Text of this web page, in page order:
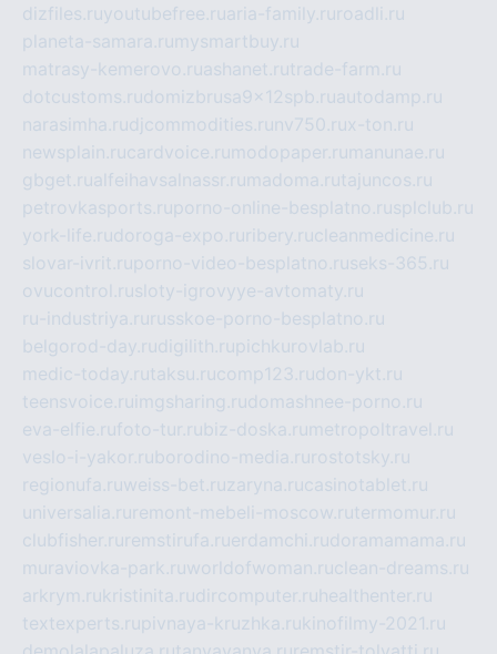
dizfiles.ruyoutubefree.ruaria-family.ru roadli.ru
planeta-samara.ru mysmartbuy.ru
matrasy-kemerovo.ruashanet.rutrade-farm.ru
dotcustoms.rudomizbrusa9x12spb.ruautodamp.ru
narasimha.rudjcommodities.ru nv750.rux-ton.ru
newsplain.rucardvoice.ru modopaper.ru manunae.ru
gbget.rualfeihavsalnassr.ru madoma.rutajuncos.ru
petrovkasports.ruporno-online-besplatno.rusplclub.ru
york-life.rudoroga-expo.ru ribery.rucleanmedicine.ru
slovar-ivrit.ruporno-video-besplatno.ruseks-365.ru
ovucontrol.rusloty-igrovyye-avtomaty.ru
ru-industriya.ru russkoe-porno-besplatno.ru
belgorod-day.rudigilith.rupichkurovlab.ru
medic-today.rutaksu.rucomp123.rudon-ykt.ru
teensvoice.ru imgsharing.rudomashnee-porno.ru
eva-elfie.rufoto-tur.rubiz-doska.ru metropoltravel.ru
veslo-i-yakor.ruborodino-media.ru rostotsky.ru
regionufa.ruweiss-bet.ruzaryna.rucasinotablet.ru
universalia.ru remont-mebeli-moscow.rutermomur.ru
clubfisher.ru remstirufa.ruerdamchi.rudoramamama.ru
muraviovka-park.ruworldofwoman.ruclean-dreams.ru
arkrym.rukristinita.rudircomputer.ru healthenter.ru
textexperts.rupivnaya-kruzhka.rukinofilmy-2021.ru